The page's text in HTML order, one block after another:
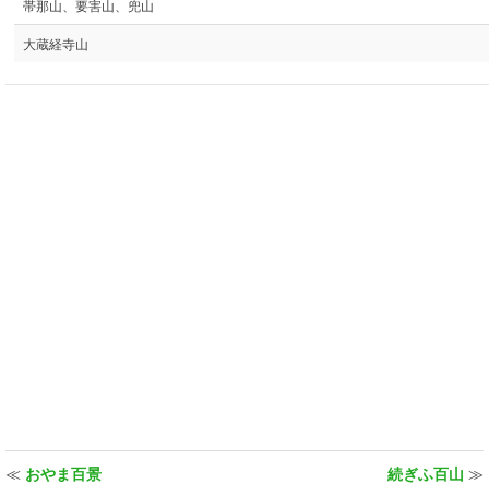
帯那山、要害山、兜山
大蔵経寺山
≪ おやま百景 続ぎふ百山 ≫